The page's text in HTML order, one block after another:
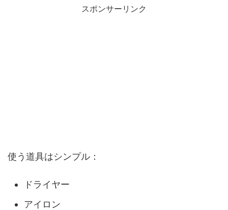
スポンサーリンク
使う道具はシンプル：
ドライヤー
アイロン